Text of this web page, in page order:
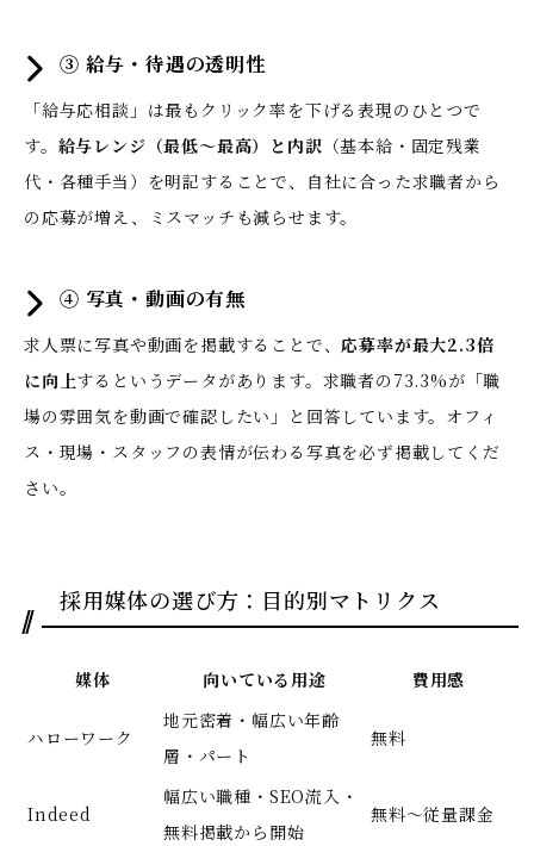
③ 給与・待遇の透明性
「給与応相談」は最もクリック率を下げる表現のひとつで
す。 給与レンジ（最低〜最高）と内訳 （基本給・固定残業
代・各種手当）を明記することで、自社に合った求職者から
の応募が増え、ミスマッチも減らせます。
④ 写真・動画の有無
求人票に写真や動画を掲載することで、応募率が最大2.3倍
に向上するというデータがあります。求職者の73.3%が「職
場の雰囲気を動画で確認したい」と回答しています。オフィ
ス・現場・スタッフの表情が伝わる写真を必ず掲載してくだ
さい。
採用媒体の選び方：目的別マトリクス
媒体 向いている用途 費用感
ハローワーク
地元密着・幅広い年齢
層・パート
無料
Indeed
幅広い職種・SEO流入・
無料掲載から開始
無料〜従量課金